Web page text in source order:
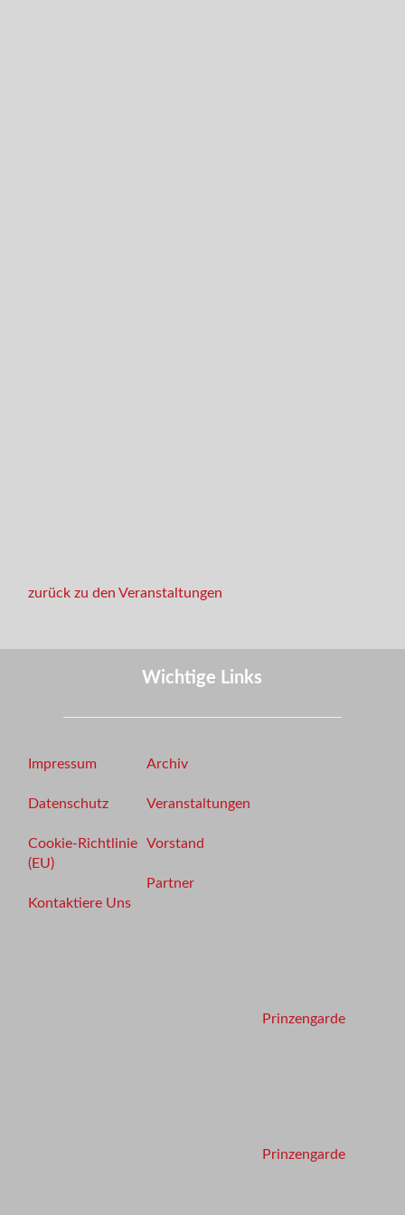
zurück zu den Veranstaltungen
Wichtige Links
Impressum
Datenschutz
Cookie-Richtlinie
(EU)
Kontaktiere Uns
Archiv
Veranstaltungen
Vorstand
Partner
Prinzengarde
Prinzengarde